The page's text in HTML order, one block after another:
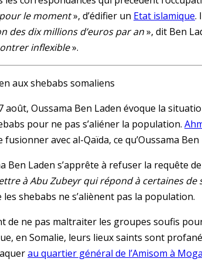
pour le moment», d’édifier un Etat islamique.
des dix millions d’euros par an», dit Ben
inflexible».
aux shebabs somaliens
août, Oussama Ben Laden évoque la
pour ne pas s’aliéner la population.
avec al-Qaïda, ce qu’Oussama
Ben Laden s’apprête à refuser la requête
à Abu Zubeyr qui répond à certaines de
shebabs ne s’aliènent pas la population.
de ne pas maltraiter les groupes soufis
en Somalie, leurs lieux saints sont
au quartier général de l’Amisom à